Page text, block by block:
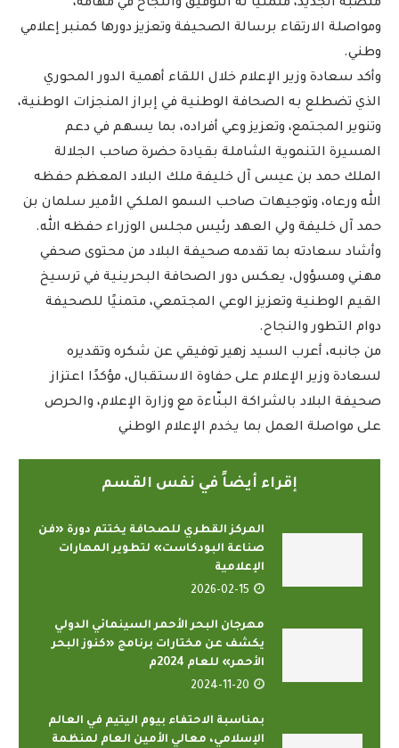
منصبه الجديد، متمنيًا له التوفيق والنجاح في مهامه،
ومواصلة الارتقاء برسالة الصحيفة وتعزيز دورها كمنبر إعلامي
وطني.
وأكد سعادة وزير الإعلام خلال اللقاء أهمية الدور المحوري
الذي تضطلع به الصحافة الوطنية في إبراز المنجزات الوطنية،
وتنوير المجتمع، وتعزيز وعي أفراده، بما يسهم في دعم
المسيرة التنموية الشاملة بقيادة حضرة صاحب الجلالة
الملك حمد بن عيسى آل خليفة ملك البلاد المعظم حفظه
الله ورعاه، وتوجيهات صاحب السمو الملكي الأمير سلمان بن
حمد آل خليفة ولي العهد رئيس مجلس الوزراء حفظه الله.
وأشاد سعادته بما تقدمه صحيفة البلاد من محتوى صحفي
مهني ومسؤول، يعكس دور الصحافة البحرينية في ترسيخ
القيم الوطنية وتعزيز الوعي المجتمعي، متمنيًا للصحيفة
دوام التطور والنجاح.
من جانبه، أعرب السيد زهير توفيقي عن شكره وتقديره
لسعادة وزير الإعلام على حفاوة الاستقبال، مؤكدًا اعتزاز
صحيفة البلاد بالشراكة البنّاءة مع وزارة الإعلام، والحرص
على مواصلة العمل بما يخدم الإعلام الوطني
إقراء أيضاً في نفس القسم
المركز القطري للصحافة يختتم دورة «فن
صناعة البودكاست» لتطوير المهارات
الإعلامية
2026-02-15
مهرجان البحر الأحمر السينمائي الدولي
يكشف عن مختارات برنامج «كنوز البحر
الأحمر» للعام 2024م
2024-11-20
بمناسبة الاحتفاء بيوم اليتيم في العالم
الإسلامي، معالي الأمين العام لمنظمة